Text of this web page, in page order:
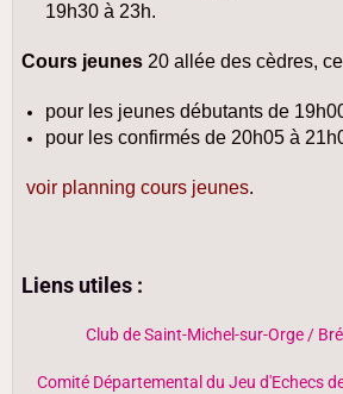
19h30 à 23h.
Cours jeunes 20 allée des cèdres,
pour les jeunes débutants de
pour les confirmés de 20h05 à
voir planning cours jeunes.
Liens utiles :
Club de Saint-Michel-sur-Orge /
Comité Départemental du Jeu d'Echecs